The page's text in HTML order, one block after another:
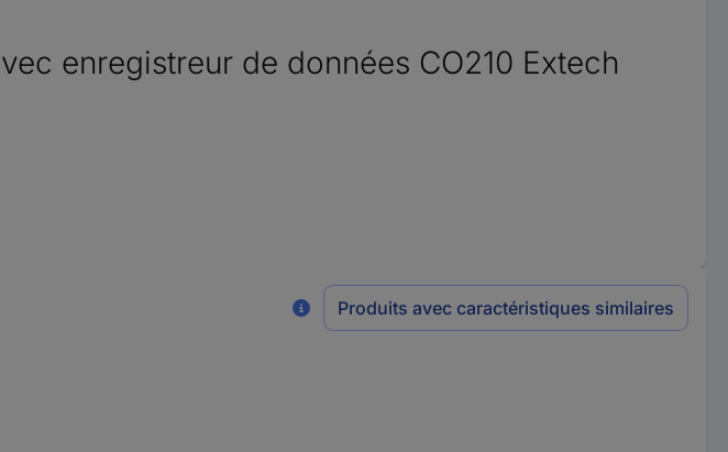
enregistreur de données CO210 Extech
Produits avec caractéristiques similaires